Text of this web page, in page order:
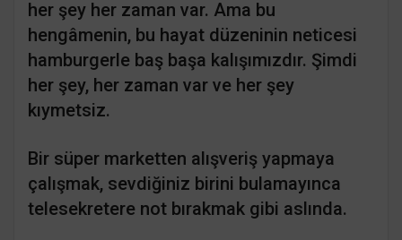
her şey her zaman var. Ama bu
hengâmenin, bu hayat düzeninin neticesi
hamburgerle baş başa kalışımızdır. Şimdi
her şey, her zaman var ve her şey
kıymetsiz.
Bir süper marketten alışveriş yapmaya
çalışmak, sevdiğiniz birini bulamayınca
telesekretere not bırakmak gibi aslında.